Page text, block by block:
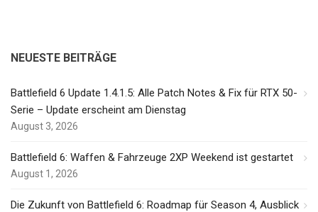
NEUESTE BEITRÄGE
Battlefield 6 Update 1.4.1.5: Alle Patch Notes & Fix für RTX 50-
Serie – Update erscheint am Dienstag
August 3, 2026
Battlefield 6: Waffen & Fahrzeuge 2XP Weekend ist gestartet
August 1, 2026
Die Zukunft von Battlefield 6: Roadmap für Season 4, Ausblick